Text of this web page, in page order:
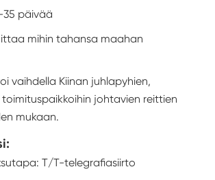
35 päivää
mihin tahansa maahan
vaihdella Kiinan juhlapyhien,
johtavien reittien
mukaan.
T/T-telegrafiasiirto